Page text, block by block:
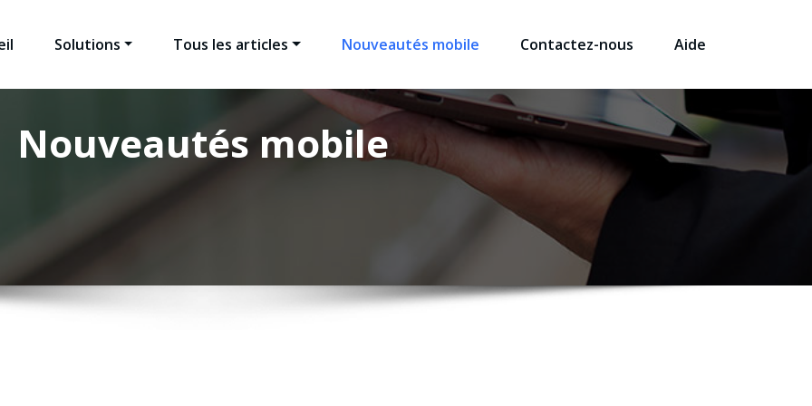
Solutions Tous les articles Nouveautés mobile Contactez-nous Aide
Nouveautés mobile